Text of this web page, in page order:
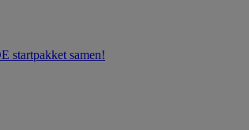
startpakket samen!